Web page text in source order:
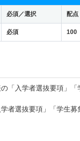
必須／選択 配点
必須 100
「入学者選抜要項」「
者選抜要項」「学生募